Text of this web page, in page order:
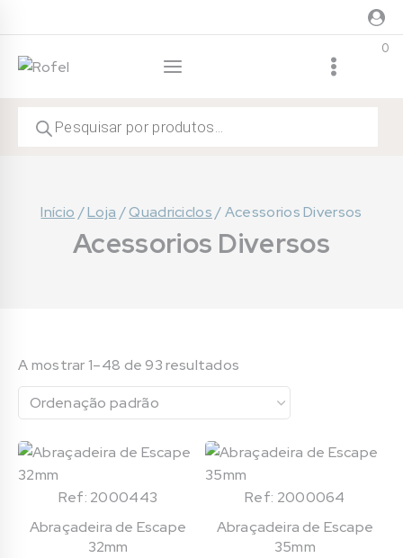
to
content
0
search
Início /Loja /Quadriciclos /Acessorios Diversos
Acessorios Diversos
A mostrar 1–48 de 93 resultados
Ref: 2000443
Abraçadeira de Escape
32mm
Ref: 2000064
Abraçadeira de Escape
35mm